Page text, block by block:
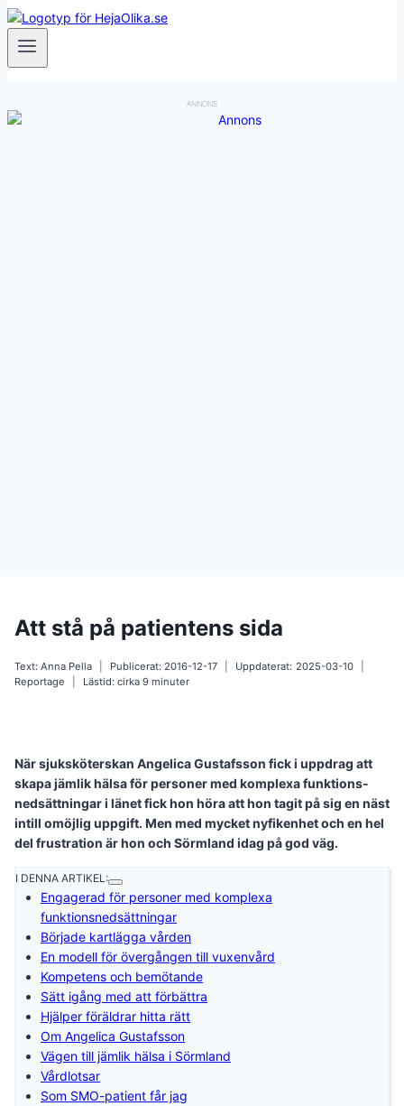
ANNONS
Att stå på patientens sida
Text: Anna Pella Publicerat: 2016-12-17 Uppdaterat: 2025-03-10
Reportage
Lästid: cirka 9 minuter
När sjuksköterskan Angelica Gustafsson fick i uppdrag att
skapa jämlik hälsa för personer med komplexa funktions­
nedsättningar i länet fick hon höra att hon tagit på sig en näst
intill omöjlig uppgift. Men med mycket nyfikenhet och en hel
del frustration är hon och Sörmland idag på god väg.
I DENNA ARTIKEL:
Engagerad för personer med komplexa
funktionsnedsättningar
Började kartlägga vården
En modell för övergången till vuxenvård
Kompetens och bemötande
Sätt igång med att förbättra
Hjälper föräldrar hitta rätt
Om Angelica Gustafsson
Vägen till jämlik hälsa i Sörmland
Vårdlotsar
Som SMO-patient får jag